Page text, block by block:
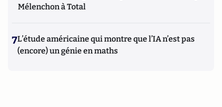
Mélenchon à Total
7L’étude américaine qui montre que l’IA n’est pas
(encore) un génie en maths